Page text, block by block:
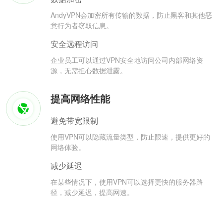
AndyVPN会加密所有传输的数据，防止黑客和其他恶
意行为者窃取信息。
安全远程访问
企业员工可以通过VPN安全地访问公司内部网络资
源，无需担心数据泄露。
提高网络性能
避免带宽限制
使用VPN可以隐藏流量类型，防止限速，提供更好的
网络体验。
减少延迟
在某些情况下，使用VPN可以选择更快的服务器路
径，减少延迟，提高网速。